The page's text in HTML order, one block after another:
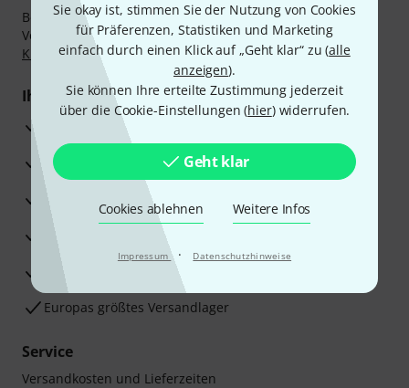
Sie okay ist, stimmen Sie der Nutzung von Cookies
für Präferenzen, Statistiken und Marketing
einfach durch einen Klick auf „Geht klar“ zu (alle
anzeigen).
Sie können Ihre erteilte Zustimmung jederzeit
über die Cookie-Einstellungen (hier) widerrufen.
Geht klar
Cookies ablehnen Weitere Infos
Impressum · Datenschutzhinweise
Bezahlen Sie vertraulich und sicher per Nachnahme,
Vorkasse, PayPal, Amazon Pay,Klarna Sofort bezahlen
Klarna Ratenzahlungoder Kreditkarte.
Ihre Vorteile
3 Jahre Thomann Garantie
30 Tage Money-Back-Garantie
Beratung durch Fachexperten
Zufriedenheitsgarantie
Europas größtes Versandlager
Service
Versandkosten und Lieferzeiten